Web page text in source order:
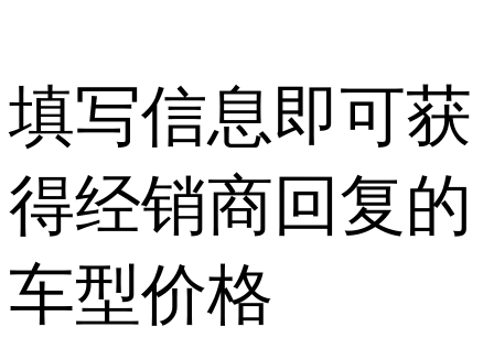
填写信息即可获
得经销商回复的
车型价格